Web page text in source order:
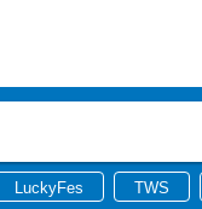
LuckyFes TWS